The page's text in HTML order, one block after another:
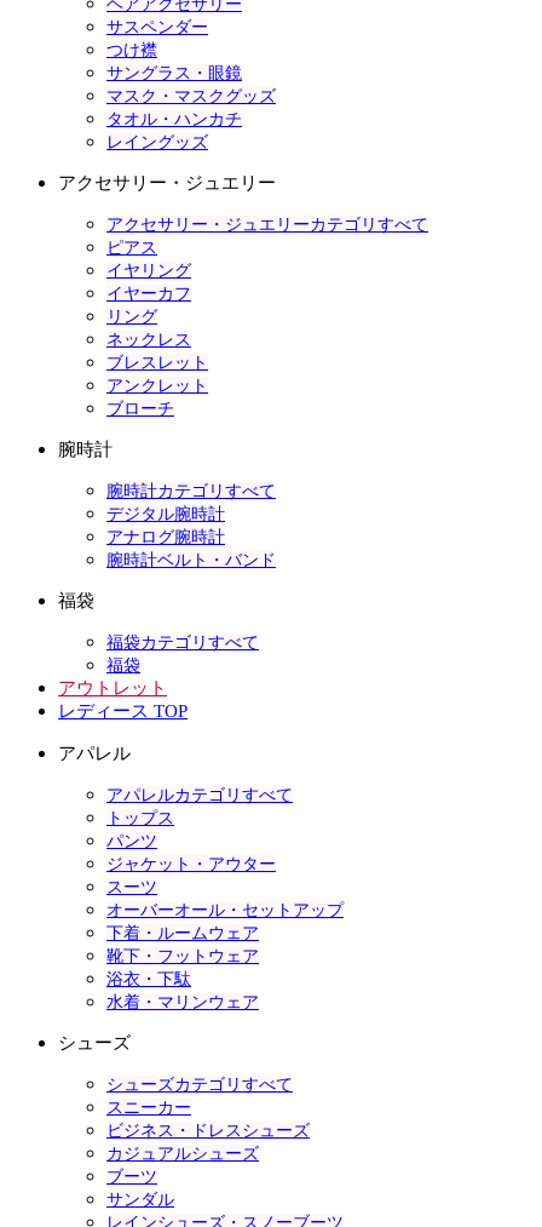
ヘアアクセサリー
サスペンダー
つけ襟
サングラス・眼鏡
マスク・マスクグッズ
タオル・ハンカチ
レイングッズ
アクセサリー・ジュエリー
アクセサリー・ジュエリーカテゴリすべて
ピアス
イヤリング
イヤーカフ
リング
ネックレス
ブレスレット
アンクレット
ブローチ
腕時計
腕時計カテゴリすべて
デジタル腕時計
アナログ腕時計
腕時計ベルト・バンド
福袋
福袋カテゴリすべて
福袋
アウトレット
レディース TOP
アパレル
アパレルカテゴリすべて
トップス
パンツ
ジャケット・アウター
スーツ
オーバーオール・セットアップ
下着・ルームウェア
靴下・フットウェア
浴衣・下駄
水着・マリンウェア
シューズ
シューズカテゴリすべて
スニーカー
ビジネス・ドレスシューズ
カジュアルシューズ
ブーツ
サンダル
レインシューズ・スノーブーツ